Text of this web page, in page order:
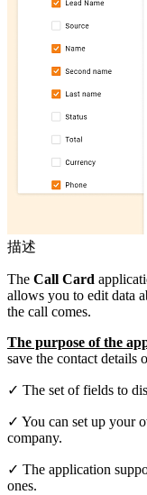
描述
The Call Card
allows you to edit data
the call comes.
The purpose of the
save the contact
✓ The set of fields to
✓ You can set up your
company.
✓ The application
ones.